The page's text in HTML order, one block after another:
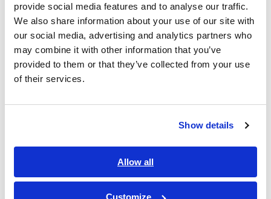
provide social media features and to analyse our traffic.
We also share information about your use of our site with
our social media, advertising and analytics partners who
may combine it with other information that you’ve
provided to them or that they’ve collected from your use
of their services.
Show details
Allow all
Customize